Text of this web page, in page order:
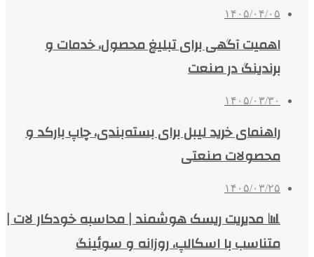
۱۴۰۵/۰۴/۰۵
اهمیت آگهی برای تبلیغ محصول، خدمات و
برندینگ در صنعت
۱۴۰۵/۰۳/۳۰
راهنمای خرید لیبل برای بسته‌بندی، چاپ بارکد و
محصولات صنعتی
۱۴۰۵/۰۳/۲۵
📊 مدیریت ریسک هوشمند | محاسبه خودکار لات |
متناسب با اسکالپ، روزانه و سوئینگ